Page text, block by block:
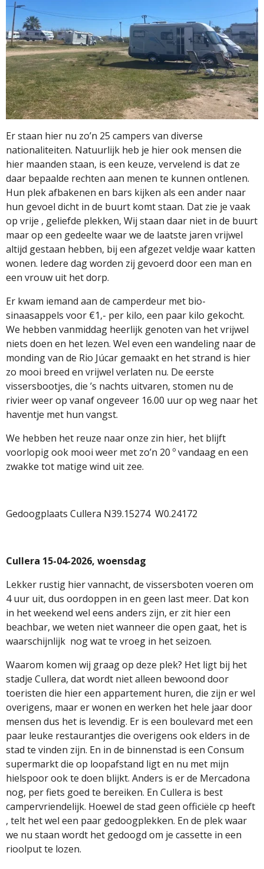
Er staan hier nu zo’n 25 campers van diverse
nationaliteiten. Natuurlijk heb je hier ook mensen die
hier maanden staan, is een keuze, vervelend is dat ze
daar bepaalde rechten aan menen te kunnen ontlenen.
Hun plek afbakenen en bars kijken als een ander naar
hun gevoel dicht in de buurt komt staan. Dat zie je vaak
op vrije , geliefde plekken, Wij staan daar niet in de buurt
maar op een gedeelte waar we de laatste jaren vrijwel
altijd gestaan hebben, bij een afgezet veldje waar katten
wonen. Iedere dag worden zij gevoerd door een man en
een vrouw uit het dorp.
Er kwam iemand aan de camperdeur met bio-
sinaasappels voor €1,- per kilo, een paar kilo gekocht.
We hebben vanmiddag heerlijk genoten van het vrijwel
niets doen en het lezen. Wel even een wandeling naar de
monding van de Rio Júcar gemaakt en het strand is hier
zo mooi breed en vrijwel verlaten nu. De eerste
vissersbootjes, die ’s nachts uitvaren, stomen nu de
rivier weer op vanaf ongeveer 16.00 uur op weg naar het
haventje met hun vangst.
We hebben het reuze naar onze zin hier, het blijft
voorlopig ook mooi weer met zo’n 20 º vandaag en een
zwakke tot matige wind uit zee.
Gedoogplaats Cullera N39.15274 W0.24172
Cullera 15-04-2026, woensdag
Lekker rustig hier vannacht, de vissersboten voeren om
4 uur uit, dus oordoppen in en geen last meer. Dat kon
in het weekend wel eens anders zijn, er zit hier een
beachbar, we weten niet wanneer die open gaat, het is
waarschijnlijk nog wat te vroeg in het seizoen.
Waarom komen wij graag op deze plek? Het ligt bij het
stadje Cullera, dat wordt niet alleen bewoond door
toeristen die hier een appartement huren, die zijn er wel
overigens, maar er wonen en werken het hele jaar door
mensen dus het is levendig. Er is een boulevard met een
paar leuke restaurantjes die overigens ook elders in de
stad te vinden zijn. En in de binnenstad is een Consum
supermarkt die op loopafstand ligt en nu met mijn
hielspoor ook te doen blijkt. Anders is er de Mercadona
nog, per fiets goed te bereiken. En Cullera is best
campervriendelijk. Hoewel de stad geen officiële cp heeft
, telt het wel een paar gedoogplekken. En de plek waar
we nu staan wordt het gedoogd om je cassette in een
rioolput te lozen.